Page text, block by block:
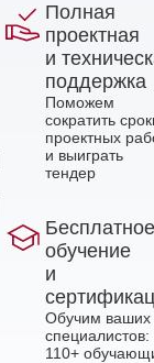
Полная
проектная
и
поддержка
Поможем
сократить
проектных
и выиграть
тендер
Бесплатное
обучение
и
Обучим ваших
специалистов:
110+